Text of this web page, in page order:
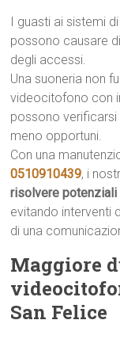
I guasti ai sistemi
possono causare
degli accessi.
Una suoneria non
videocitofono con
possono verificarsi
meno opportuni.
Con una
0510910439, i
risolvere
evitando interventi
di una
Maggiore
San Felice